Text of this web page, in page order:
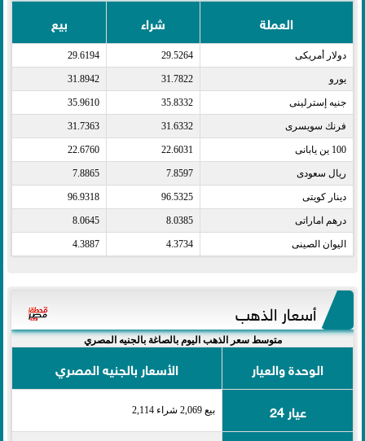
العملة شراء بيع
دولار أمريكى​ 29.5264
29.6194
يورو​ 31.7822
31.8942
جنيه إسترلينى​ 35.8332
35.9610
فرنك سويسرى​ 31.6332
31.7363
100 ين يابانى​ 22.6031
22.6760
ريال سعودى​ 7.8597
7.8865
دينار كويتى​ 96.5325
96.9318
درهم اماراتى​ 8.0385
8.0645
اليوان الصينى​ 4.3734
4.3887
أسعار الذهب
متوسط سعر الذهب اليوم بالصاغة بالجنيه المصري
الوحدة والعيار
الأسعار بالجنيه المصري
عيار 24
بيع 2,069 شراء 2,114